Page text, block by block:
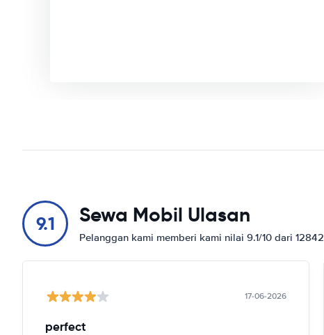
9.1 Sewa Mobil Ulasan
Pelanggan kami memberi kami nilai 9.1/10 dari 12842
17-06-2026
perfect